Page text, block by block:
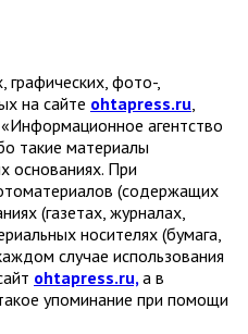
графических, фото-,
на сайте ohtapress.ru,
агентство
такие материалы
основаниях. При
(содержащих
(газетах, журналах,
носителях (бумага,
случае использования
ohtapress.ru, а в
упоминание при помощи